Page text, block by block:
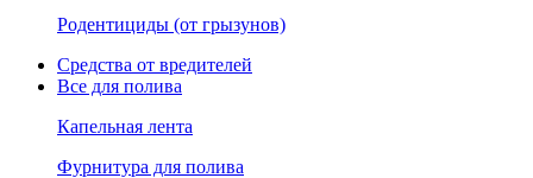
Родентициды (от грызунов)
Средства от вредителей
Все для полива
Капельная лента
Фурнитура для полива